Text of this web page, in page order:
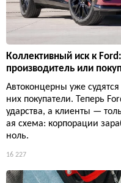
Коллективный иск к
производитель или
Автоконцерны уже
них покупатели. Теперь
ударства, а клиенты —
ая схема: корпорации
ноль.
16 227